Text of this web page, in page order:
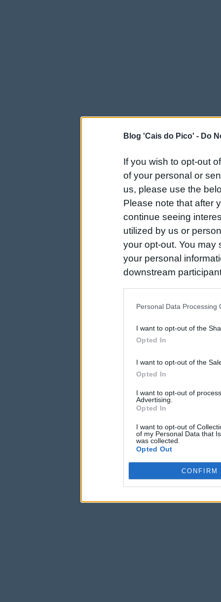
Blog 'Cais do Pico' - Do
If you wish to opt-out
of your personal or
us, please use the
Please note that after
continue seeing
utilized by us or
your opt-out. You may
your personal
downstream
us to third parties on
Personal Data Processing
I want to opt-out of the
Opted In
I want to opt-out of the
Opted In
I want to opt-out of
Advertising.
Opted In
I want to opt-out of
of my Personal Data that
was collected.
Opted Out
CONFIRM